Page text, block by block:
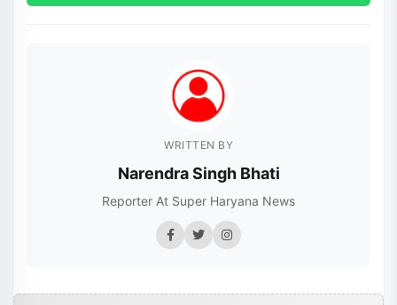
WRITTEN BY
Narendra Singh Bhati
Reporter At Super Haryana News